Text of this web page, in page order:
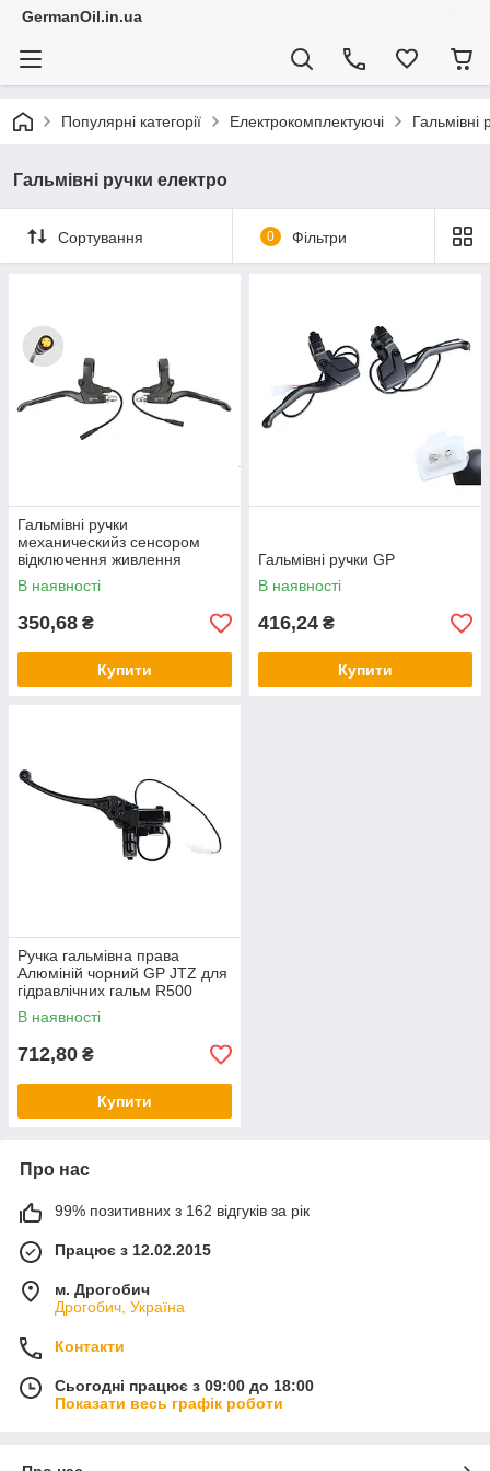
GermanOil.in.ua
Популярні категорії Електрокомплектуючі Гальмівні
Гальмівні ручки електро
Сортування 0 Фільтри
Гальмівні ручки
механическийз сенсором
відключення живлення
мотора Wuxing 49PPD
В наявності
350,68 ₴
Купити
Гальмівні ручки GP
В наявності
416,24 ₴
Купити
Ручка гальмівна права
Алюмiнiй чорний GP JTZ для
гідравлічних гальм R500
В наявності
712,80 ₴
Купити
Про нас
99% позитивних з 162 відгуків за рік
Працює з 12.02.2015
м. Дрогобич
Дрогобич, Україна
Контакти
Сьогодні працює з 09:00 до 18:00
Показати весь графік роботи